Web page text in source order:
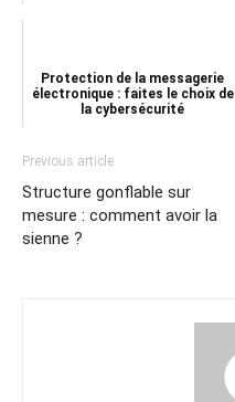
Protection de la messagerie
électronique : faites le choix de
la cybersécurité
Previous article
Structure gonflable sur
mesure : comment avoir la
sienne ?